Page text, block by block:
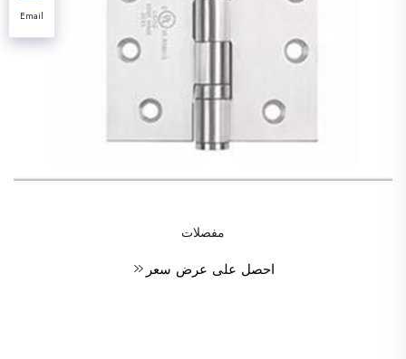
مفصلات
احصل على عرض سعر
Email